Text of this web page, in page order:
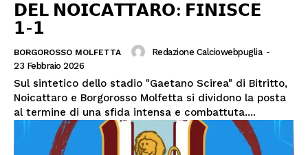
𝗗𝗘𝗟 𝗡𝗢𝗜𝗖𝗔𝗧𝗧𝗔𝗥𝗢: 𝗙𝗜𝗡𝗜𝗦𝗖𝗘
𝟭-𝟭
BORGOROSSO MOLFETTA Redazione Calciowebpuglia -
23 Febbraio 2026
Sul sintetico dello stadio "Gaetano Scirea" di Bitritto,
Noicattaro e Borgorosso Molfetta si dividono la posta
al termine di una sfida intensa e combattuta....